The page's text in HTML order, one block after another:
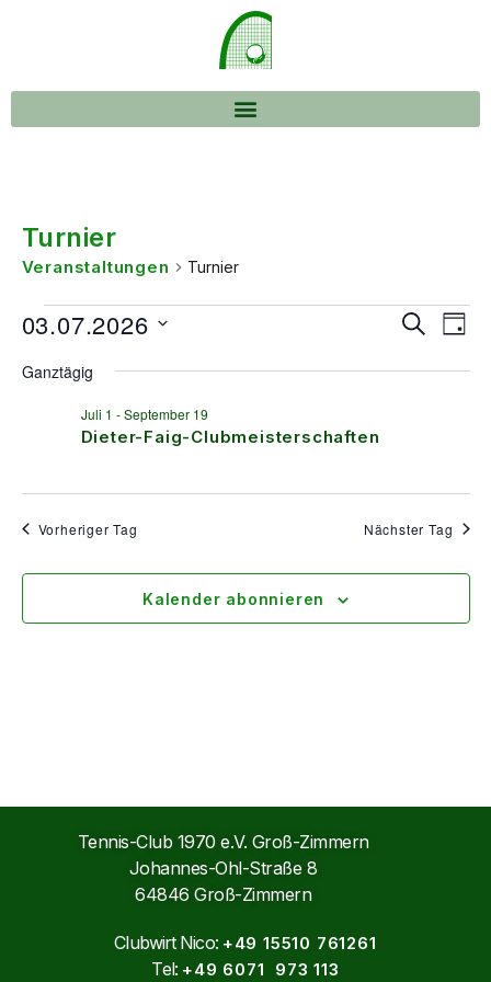
Turnier
Veranstaltungen Turnier
und
Suche
Tag
03.07.2026
wählen.
Ganztägig
Dieter-Faig-Clubmeisterschaften
Juli 1 -September 19
Vorheriger Tag Nächster Tag
Kalender abonnieren
Tennis-Club 1970 e.V. Groß-Zimmern
Johannes-Ohl-Straße 8
64846 Groß-Zimmern
Clubwirt Nico: +49 15510 761261
Tel: +49 6071 973 113